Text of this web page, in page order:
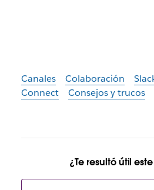
Canales Colaboración
Connect
Consejos y trucos
¿Te resultó útil